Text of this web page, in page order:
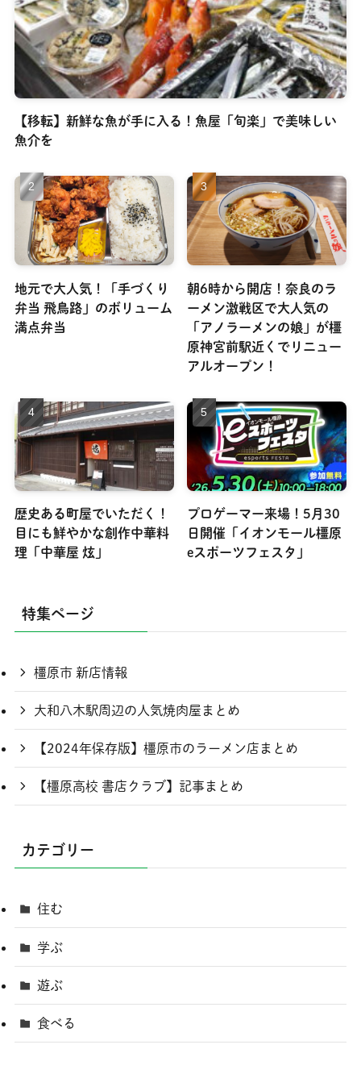
【移転】新鮮な魚が手に入る！魚屋「旬楽」で美味しい
魚介を
地元で大人気！「手づくり
弁当 飛鳥路」のボリューム
満点弁当
朝6時から開店！奈良のラ
ーメン激戦区で大人気の
「アノラーメンの娘」が橿
原神宮前駅近くでリニュー
アルオープン！
歴史ある町屋でいただく！
目にも鮮やかな創作中華料
理「中華屋 炫」
プロゲーマー来場！5月30
日開催「イオンモール橿原
eスポーツフェスタ」
特集ページ
橿原市 新店情報
大和八木駅周辺の人気焼肉屋まとめ
【2024年保存版】橿原市のラーメン店まとめ
【橿原高校 書店クラブ】記事まとめ
カテゴリー
住む
学ぶ
遊ぶ
食べる